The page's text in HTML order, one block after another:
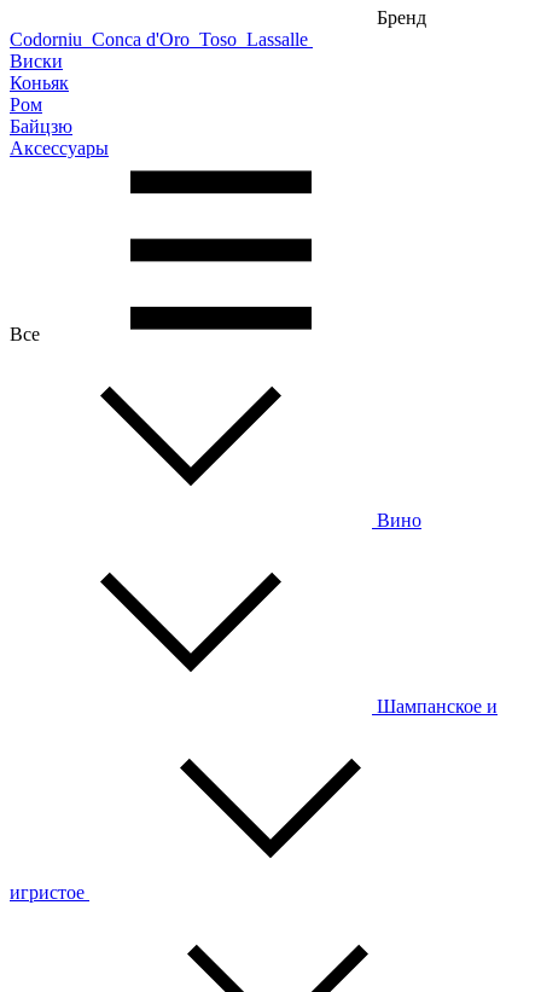
Бренд
Codorniu Conca d'Oro Toso Lassalle
Виски
Коньяк
Ром
Байцзю
Аксессуары
Все
Вино
Шампанское и
игристое